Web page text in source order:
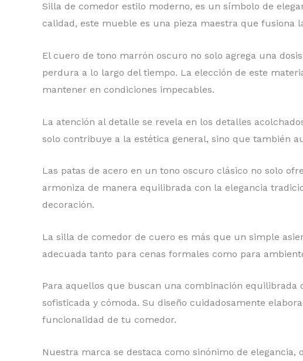
Silla de comedor estilo moderno, es un símbolo de
calidad, este mueble es una pieza maestra que fusiona
El cuero de tono marrón oscuro no solo agrega una
perdura a lo largo del tiempo. La elección de este
mantener en condiciones impecables.
La atención al detalle se revela en los detalles
solo contribuye a la estética general, sino que también
Las patas de acero en un tono oscuro clásico no solo
armoniza de manera equilibrada con la elegancia
decoración.
La silla de comedor de cuero es más que un simple
adecuada tanto para cenas formales como para
Para aquellos que buscan una combinación
sofisticada y cómoda. Su diseño cuidadosamente
funcionalidad de tu comedor.
Nuestra marca se destaca como sinónimo de